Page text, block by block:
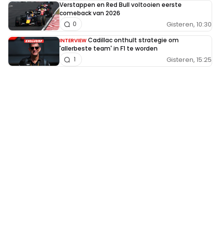
Verstappen en Red Bull voltooien eerste
comeback van 2026
Gisteren, 10:30
0
INTERVIEW Cadillac onthult strategie om
'allerbeste team' in F1 te worden
Gisteren, 15:25
1